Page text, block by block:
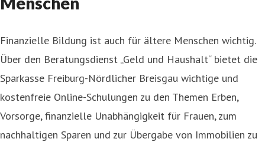
Finanzielle Bildung ist auch für ältere Menschen wichtig.
Über den Beratungsdienst „Geld und Haushalt“ bietet die
Sparkasse Freiburg-Nördlicher Breisgau wichtige und
kostenfreie Online-Schulungen zu den Themen Erben,
Vorsorge, finanzielle Unabhängigkeit für Frauen, zum
nachhaltigen Sparen und zur Übergabe von Immobilien zu